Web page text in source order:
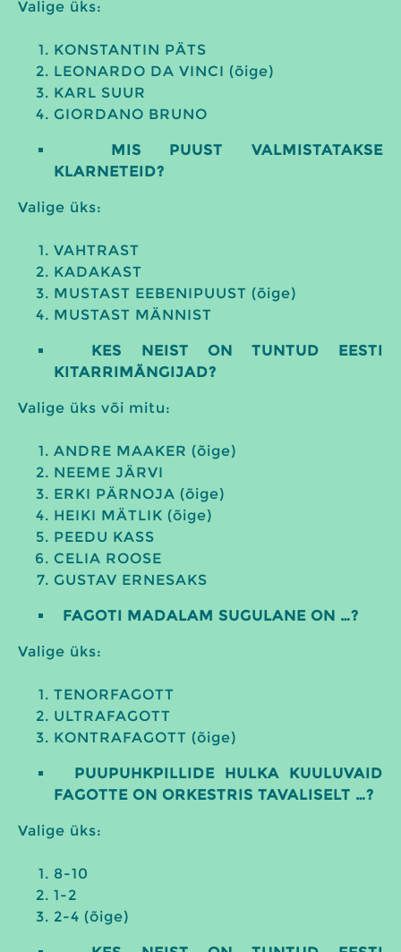
Valige üks:
KONSTANTIN PÄTS
LEONARDO DA VINCI (õige)
KARL SUUR
GIORDANO BRUNO
MIS PUUST VALMISTATAKSE
KLARNETEID?
Valige üks:
VAHTRAST
KADAKAST
MUSTAST EEBENIPUUST (õige)
MUSTAST MÄNNIST
KES NEIST ON TUNTUD EESTI
KITARRIMÄNGIJAD?
Valige üks või mitu:
ANDRE MAAKER (õige)
NEEME JÄRVI
ERKI PÄRNOJA (õige)
HEIKI MÄTLIK (õige)
PEEDU KASS
CELIA ROOSE
GUSTAV ERNESAKS
FAGOTI MADALAM SUGULANE ON …?
Valige üks:
TENORFAGOTT
ULTRAFAGOTT
KONTRAFAGOTT (õige)
PUUPUHKPILLIDE HULKA KUULUVAID
FAGOTTE ON ORKESTRIS TAVALISELT …?
Valige üks:
8-10
1-2
2-4 (õige)